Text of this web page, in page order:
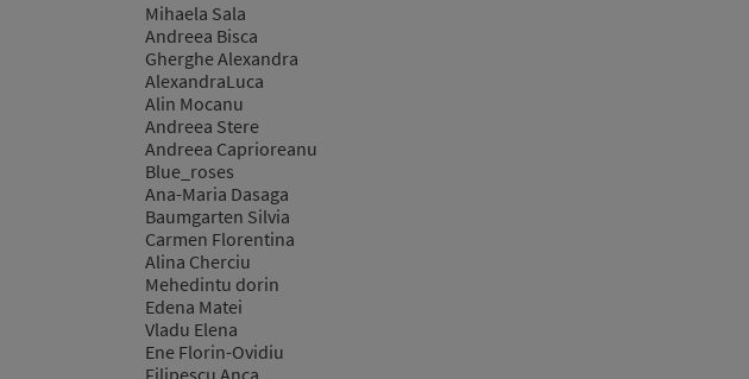
Mihaela Sala
Andreea Bisca
Gherghe Alexandra
AlexandraLuca
Alin Mocanu
Andreea Stere
Andreea Caprioreanu
Blue_roses
Ana-Maria Dasaga
Baumgarten Silvia
Carmen Florentina
Alina Cherciu
Mehedintu dorin
Edena Matei
Vladu Elena
Ene Florin-Ovidiu
Filipescu Anca